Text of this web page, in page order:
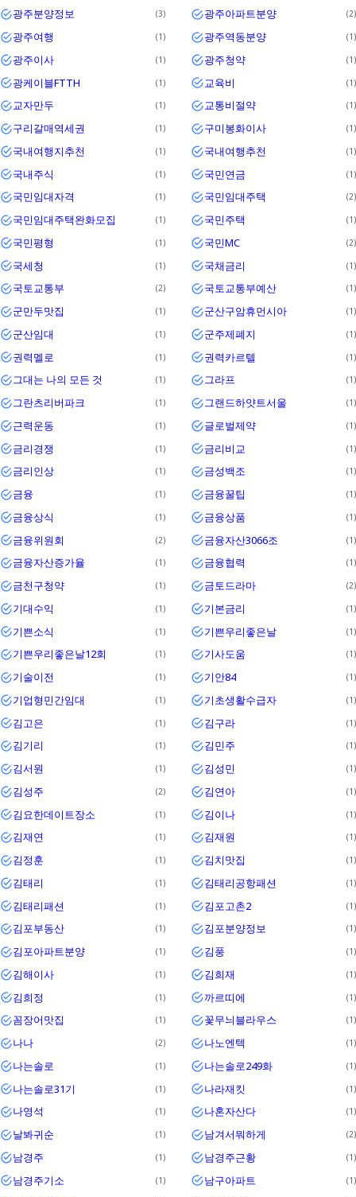
광주분양정보 3 광주아파트분양 2
광주여행 1 광주역동분양 1
광주이사 1 광주청약 1
광케이블FTTH 1 교육비 1
교자만두 1 교통비절약 1
구리갈매역세권 1 구미봉화이사 1
국내여행지추천 1 국내여행추천 1
국내주식 1 국민연금 1
국민임대자격 1 국민임대주택 2
국민임대주택완화모집 1 국민주택 1
국민평형 1 국민MC 2
국세청 1 국채금리 1
국토교통부 2 국토교통부예산 1
군만두맛집 1 군산구암휴먼시아 1
군산임대 1 군주제폐지 1
권력멜로 1 권력카르텔 1
그대는 나의 모든 것 1 그라프 1
그란츠리버파크 1 그랜드하얏트서울 1
근력운동 1 글로벌제약 1
금리경쟁 1 금리비교 1
금리인상 1 금성백조 1
금융 1 금융꿀팁 1
금융상식 1 금융상품 1
금융위원회 2 금융자산3066조 1
금융자산증가율 1 금융협력 1
금천구청약 1 금토드라마 2
기대수익 1 기본금리 1
기쁜소식 1 기쁜우리좋은날 1
기쁜우리좋은날12회 1 기사도움 1
기술이전 1 기안84 1
기업형민간임대 1 기초생활수급자 1
김고은 1 김구라 1
김기리 1 김민주 1
김서원 1 김성민 1
김성주 2 김연아 1
김요한데이트장소 1 김이나 1
김재연 1 김재원 1
김정훈 1 김치맛집 1
김태리 1 김태리공항패션 1
김태리패션 1 김포고촌2 1
김포부동산 1 김포분양정보 1
김포아파트분양 1 김풍 1
김해이사 1 김희재 1
김희정 1 까르띠에 1
꼼장어맛집 1 꽃무늬블라우스 1
나나 2 나노엔텍 1
나는솔로 1 나는솔로249화 1
나는솔로31기 1 나라재킷 1
나영석 1 나혼자산다 1
날봐귀순 1 남겨서뭐하게 2
남경주 1 남경주근황 1
남경주기소 1 남구아파트 1